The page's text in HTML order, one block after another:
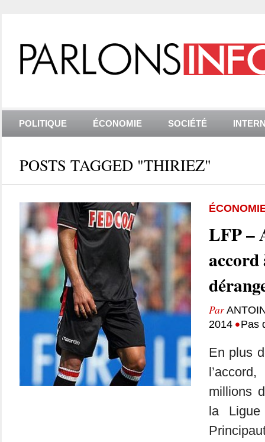
POLITIQUE ÉCONOMIE SOCIÉTÉ
POSTS TAGGED "THIRIEZ"
LFP –
accord
Par
2014 •Pas
En plus
millions
la